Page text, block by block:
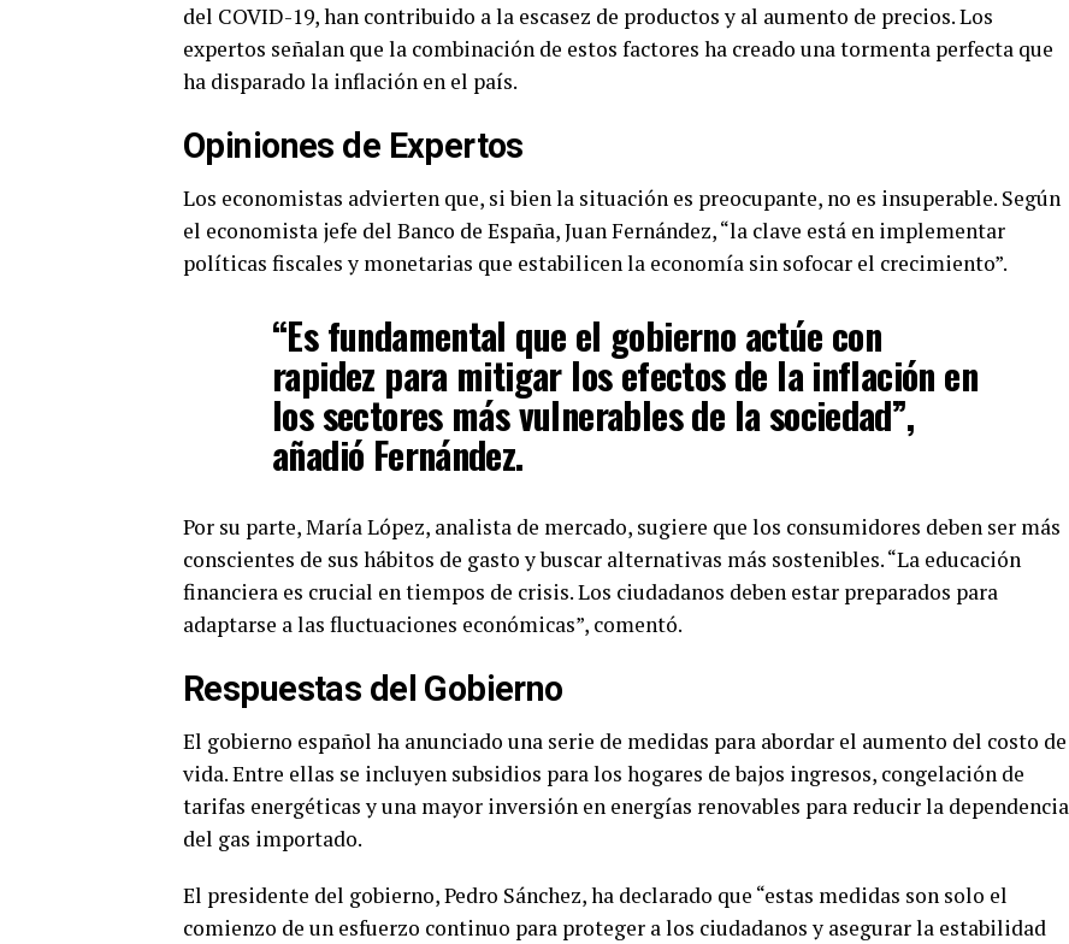
del COVID-19, han contribuido a la escasez de productos y al aumento de precios. Los
expertos señalan que la combinación de estos factores ha creado una tormenta perfecta que
ha disparado la inflación en el país.
Opiniones de Expertos
Los economistas advierten que, si bien la situación es preocupante, no es insuperable. Según
el economista jefe del Banco de España, Juan Fernández, “la clave está en implementar
políticas fiscales y monetarias que estabilicen la economía sin sofocar el crecimiento”.
“Es fundamental que el gobierno actúe con
rapidez para mitigar los efectos de la inflación en
los sectores más vulnerables de la sociedad”,
añadió Fernández.
Por su parte, María López, analista de mercado, sugiere que los consumidores deben ser más
conscientes de sus hábitos de gasto y buscar alternativas más sostenibles. “La educación
financiera es crucial en tiempos de crisis. Los ciudadanos deben estar preparados para
adaptarse a las fluctuaciones económicas”, comentó.
Respuestas del Gobierno
El gobierno español ha anunciado una serie de medidas para abordar el aumento del costo de
vida. Entre ellas se incluyen subsidios para los hogares de bajos ingresos, congelación de
tarifas energéticas y una mayor inversión en energías renovables para reducir la dependencia
del gas importado.
El presidente del gobierno, Pedro Sánchez, ha declarado que “estas medidas son solo el
comienzo de un esfuerzo continuo para proteger a los ciudadanos y asegurar la estabilidad